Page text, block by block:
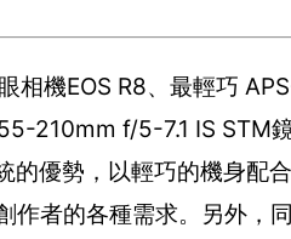
機EOS R8、最輕巧
210mm f/5-7.1 IS STM
的優勢，以輕巧的機身配
作者的各種需求。另外，